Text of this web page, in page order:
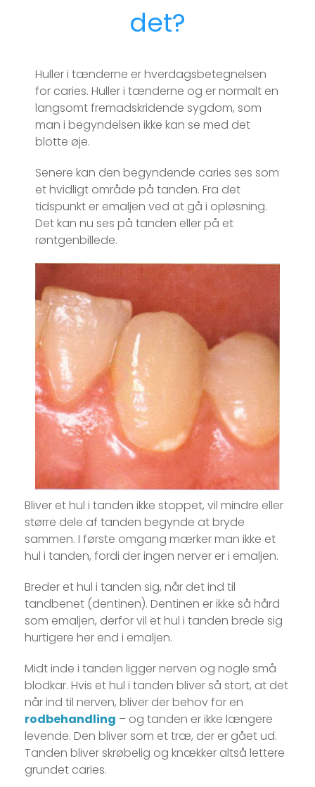
det?
Huller i tænderne er hverdagsbetegnelsen
for caries. Huller i tænderne og er normalt en
langsomt fremadskridende sygdom, som
man i begyndelsen ikke kan se med det
blotte øje.
Senere kan den begyndende caries ses som
et hvidligt område på tanden. Fra det
tidspunkt er emaljen ved at gå i opløsning.
Det kan nu ses på tanden eller på et
røntgenbillede.
Bliver et hul i tanden ikke stoppet, vil mindre eller
større dele af tanden begynde at bryde
sammen. I første omgang mærker man ikke et
hul i tanden, fordi der ingen nerver er i emaljen.
Breder et hul i tanden sig, når det ind til
tandbenet (dentinen). Dentinen er ikke så hård
som emaljen, derfor vil et hul i tanden brede sig
hurtigere her end i emaljen.
Midt inde i tanden ligger nerven og nogle små
blodkar. Hvis et hul i tanden bliver så stort, at det
når ind til nerven, bliver der behov for en
rodbehandling – og tanden er ikke længere
levende. Den bliver som et træ, der er gået ud.
Tanden bliver skrøbelig og knækker altså lettere
grundet caries.